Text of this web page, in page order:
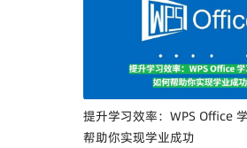
提升学习效率：WPS Office
帮助你实现学业成功